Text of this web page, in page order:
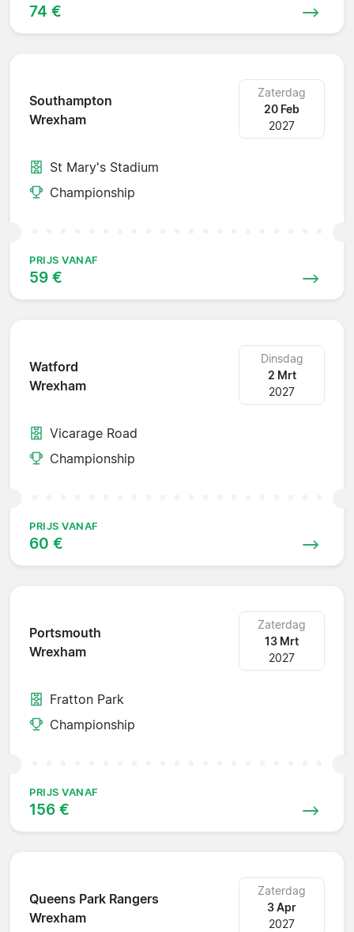
74 €
Southampton
Wrexham
Zaterdag
20 Feb
2027
St Mary's Stadium
Championship
PRIJS VANAF
59 €
Watford
Wrexham
Dinsdag
2 Mrt
2027
Vicarage Road
Championship
PRIJS VANAF
60 €
Portsmouth
Wrexham
Zaterdag
13 Mrt
2027
Fratton Park
Championship
PRIJS VANAF
156 €
Queens Park Rangers
Wrexham
Zaterdag
3 Apr
2027